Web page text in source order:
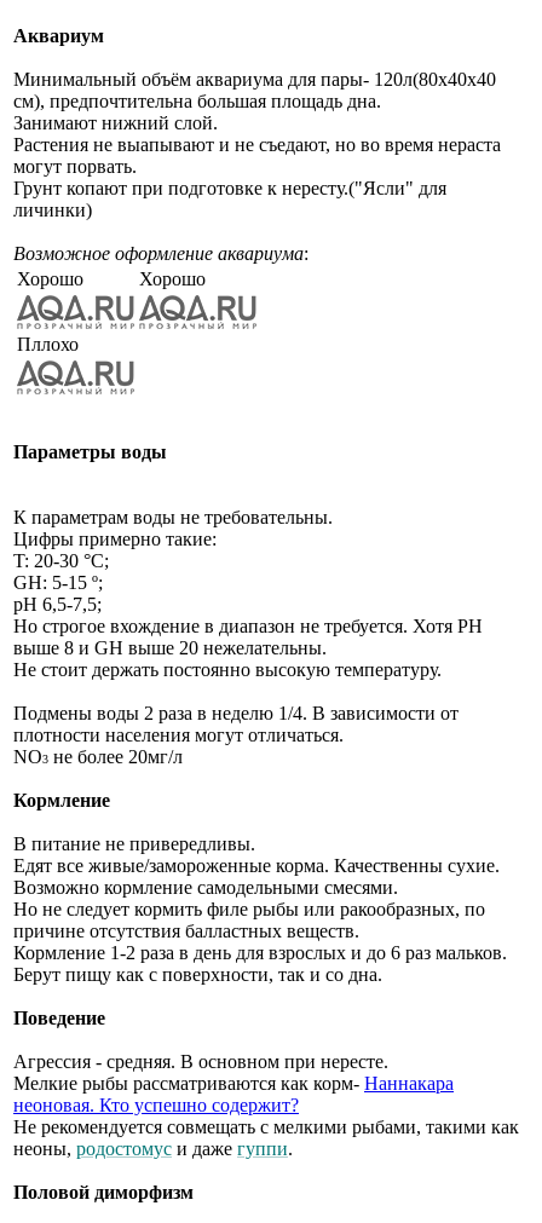
Аквариум
Минимальный объём аквариума для пары- 120л(80х40х40
см), предпочтительна большая площадь дна.
Занимают нижний слой.
Растения не выапывают и не съедают, но во время нераста
могут порвать.
Грунт копают при подготовке к нересту.("Ясли" для
личинки)
Возможное оформление аквариума:
Хорошо
Хорошо
Пллохо
Параметры воды
К параметрам воды не требовательны.
Цифры примерно такие:
T: 20-30 °C;
GH: 5-15 º;
pH 6,5-7,5;
Но строгое вхождение в диапазон не требуется. Хотя PH
выше 8 и GH выше 20 нежелательны.
Не стоит держать постоянно высокую температуру.
Подмены воды 2 раза в неделю 1/4. В зависимости от
плотности населения могут отличаться.
NO3 не более 20мг/л
Кормление
В питание не привередливы.
Едят все живые/замороженные корма. Качественны сухие.
Возможно кормление самодельными смесями.
Но не следует кормить филе рыбы или ракообразных, по
причине отсутствия балластных веществ.
Кормление 1-2 раза в день для взрослых и до 6 раз мальков.
Берут пищу как с поверхности, так и со дна.
Поведение
Агрессия - средняя. В основном при нересте.
Мелкие рыбы рассматриваются как корм- Наннакара
неоновая. Кто успешно содержит?
Не рекомендуется совмещать с мелкими рыбами, такими как
неоны, родостомус и даже гуппи.
Половой диморфизм